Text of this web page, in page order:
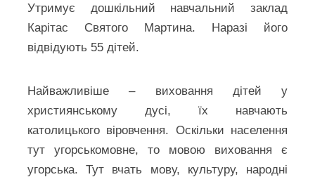
Утримує дошкільний навчальний заклад
Карітас Святого Мартина. Наразі його
відвідують 55 дітей.
Найважливіше – виховання дітей у
християнському дусі, їх навчають
католицького віровчення. Оскільки населення
тут угорськомовне, то мовою виховання є
угорська. Тут вчать мову, культуру, народні